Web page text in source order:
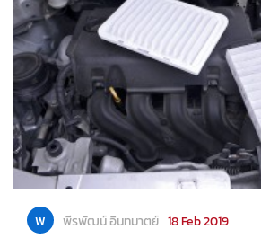
พ พีรพัฒน์ อินทมาตย์ 18 Feb 2019